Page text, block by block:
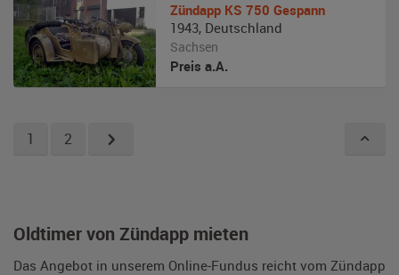
Oldtimer von Zündapp mieten
Das Angebot in unserem Online-Fundus reicht vom Zündapp
Zündapp KS 750 Gespann
1943, Deutschland
Sachsen
Preis a.A.
1 2